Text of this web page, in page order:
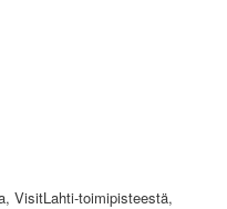
VisitLahti-toimipisteestä,